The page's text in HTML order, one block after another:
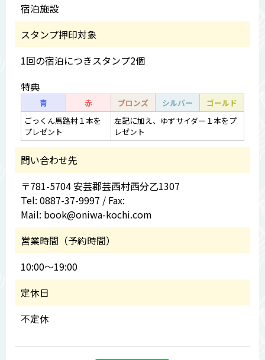
宿泊施設
スタンプ押印対象
1回の宿泊につきスタンプ2個
特典
青 赤 ブロンズ シルバー
ゴールド
ごっくん馬路村１本を
プレゼント
左記に加え、ゆずサイダー１本をプ
レゼント
問い合わせ先
〒781-5704 安芸郡芸西村西分乙1307
Tel: 0887-37-9997 / Fax:
Mail: book@oniwa-kochi.com
営業時間（予約時間）
10:00～19:00
定休日
不定休